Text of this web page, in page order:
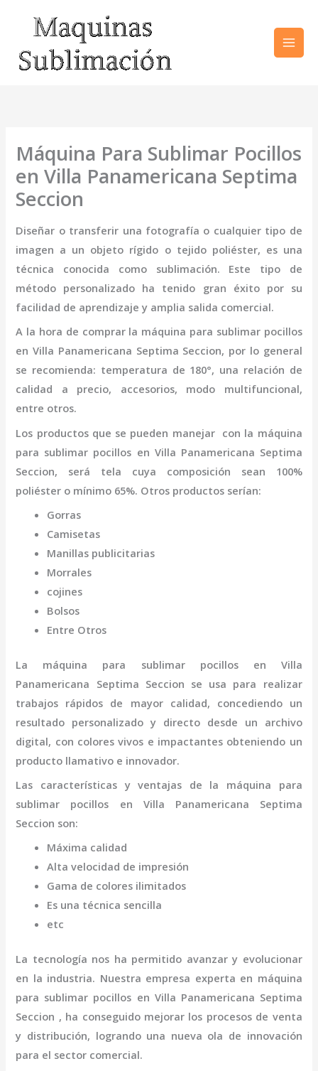
contenido
Máquina Para Sublimar Pocillos
en Villa Panamericana Septima
Seccion
Diseñar o transferir una fotografía o cualquier tipo de
imagen a un objeto rígido o tejido poliéster, es una
técnica conocida como sublimación. Este tipo de
método personalizado ha tenido gran éxito por su
facilidad de aprendizaje y amplia salida comercial.
A la hora de comprar la máquina para sublimar pocillos
en Villa Panamericana Septima Seccion, por lo general
se recomienda: temperatura de 180°, una relación de
calidad a precio, accesorios, modo multifuncional,
entre otros.
Los productos que se pueden manejar con la máquina
para sublimar pocillos en Villa Panamericana Septima
Seccion, será tela cuya composición sean 100%
poliéster o mínimo 65%. Otros productos serían:
Gorras
Camisetas
Manillas publicitarias
Morrales
cojines
Bolsos
Entre Otros
La máquina para sublimar pocillos en Villa
Panamericana Septima Seccion se usa para realizar
trabajos rápidos de mayor calidad, concediendo un
resultado personalizado y directo desde un archivo
digital, con colores vivos e impactantes obteniendo un
producto llamativo e innovador.
Las características y ventajas de la máquina para
sublimar pocillos en Villa Panamericana Septima
Seccion son:
Máxima calidad
Alta velocidad de impresión
Gama de colores ilimitados
Es una técnica sencilla
etc
La tecnología nos ha permitido avanzar y evolucionar
en la industria. Nuestra empresa experta en máquina
para sublimar pocillos en Villa Panamericana Septima
Seccion , ha conseguido mejorar los procesos de venta
y distribución, logrando una nueva ola de innovación
para el sector comercial.